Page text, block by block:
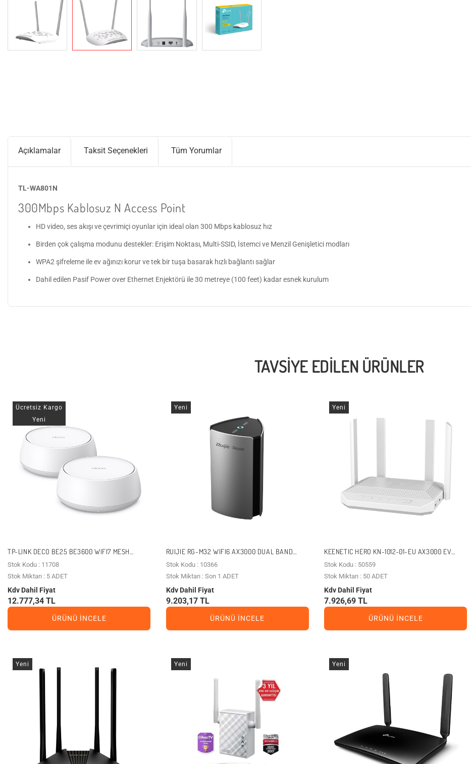
Açıklamalar Taksit Seçenekleri Tüm Yorumlar
TL-WA801N
300Mbps Kablosuz N Access Point
HD video, ses akışı ve çevrimiçi oyunlar için ideal olan 300 Mbps kablosuz hız
Birden çok çalışma modunu destekler: Erişim Noktası, Multi-SSID, İstemci ve Menzil Genişletici modları
WPA2 şifreleme ile ev ağınızı korur ve tek bir tuşa basarak hızlı bağlantı sağlar
Dahil edilen Pasif Power over Ethernet Enjektörü ile 30 metreye (100 feet) kadar esnek kurulum
TAVSIYE EDILEN ÜRÜNLER
Ücretsiz Kargo
Yeni
TP-LINK DECO BE25 BE3600 WIFI7 MESH
ROUTER 2'LI PAKET
Stok Kodu : 11708
Stok Miktarı : 5 ADET
Kdv Dahil Fiyat
12.777,34 TL
ÜRÜNÜ İNCELE
Yeni
RUIJIE RG-M32 WIFI6 AX3000 DUAL BAND
GIGABIT MESH ROUTER
Stok Kodu : 10366
Stok Miktarı : Son 1 ADET
Kdv Dahil Fiyat
9.203,17 TL
ÜRÜNÜ İNCELE
Yeni
KEENETIC HERO KN-1012-01-EU AX3000 EV
OFIS TIPI FIBER MESH ROUTER
Stok Kodu : 50559
Stok Miktarı : 50 ADET
Kdv Dahil Fiyat
7.926,69 TL
ÜRÜNÜ İNCELE
Yeni Yeni Yeni